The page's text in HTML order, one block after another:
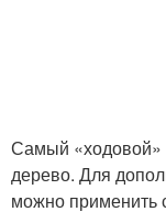
Самый «ходовой»
дерево. Для
можно